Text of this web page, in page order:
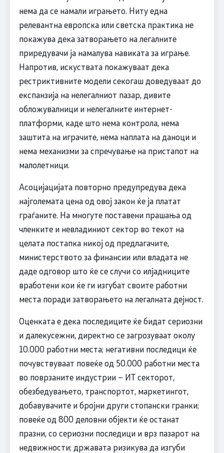
нема да се намали играњето. Ниту една
релевантна европска или светска практика не
покажува дека затворањето на легалните
приредувачи ја намалува навиката за играње.
Напротив, искуствата покажуваат дека
рестриктивните модели секогаш доведуваат до
експанзија на нелегалниот пазар, дивите
обложувалници и нелегалните интернет-
платформи, каде што нема контрола, нема
заштита на играчите, нема наплата на даноци и
нема механизми за спречување на пристапот на
малолетници.
Асоцијацијата повторно предупредува дека
најголемата цена од овој закон ќе ја платат
граѓаните. На многуте поставени прашања од
членките и невладиниот сектор во текот на
целата постапка никој од предлагачите,
министерството за финансии или владата не
даде одговор што ќе се случи со илјадниците
вработени кои ќе ги изгубат своите работни
места поради затворањето на легалната дејност.
Оценката е дека последиците ќе бидат сериозни
и далекусежни, директно се загрозуваат околу
10.000 работни места; негативни последици ќе
почувствуваат повеќе од 50.000 работни места
во поврзаните индустрии – ИТ секторот,
обезбедувањето, транспортот, маркетингот,
добавувачите и бројни други стопански гранки;
повеќе од 800 деловни објекти ќе останат
празни, со сериозни последици и врз пазарот на
недвижности; државата ризикува да изгуби